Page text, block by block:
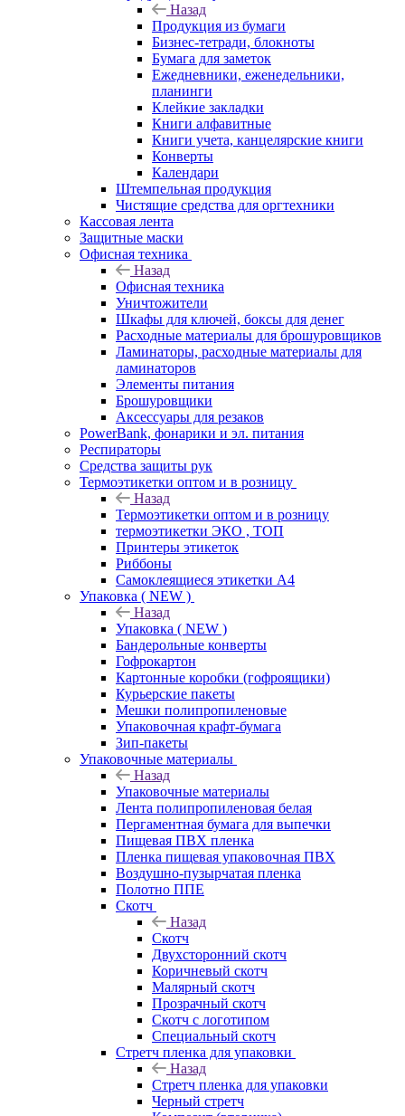
Назад
Продукция из бумаги
Бизнес-тетради, блокноты
Бумага для заметок
Ежедневники, еженедельники,
планинги
Клейкие закладки
Книги алфавитные
Книги учета, канцелярские книги
Конверты
Календари
Штемпельная продукция
Чистящие средства для оргтехники
Кассовая лента
Защитные маски
Офисная техника
Назад
Офисная техника
Уничтожители
Шкафы для ключей, боксы для денег
Расходные материалы для брошуровщиков
Ламинаторы, расходные материалы для
ламинаторов
Элементы питания
Брошуровщики
Аксессуары для резаков
PowerBank, фонарики и эл. питания
Респираторы
Средства защиты рук
Термоэтикетки оптом и в розницу
Назад
Термоэтикетки оптом и в розницу
термоэтикетки ЭКО , ТОП
Принтеры этикеток
Риббоны
Самоклеящиеся этикетки А4
Упаковка ( NEW )
Назад
Упаковка ( NEW )
Бандерольные конверты
Гофрокартон
Картонные коробки (гофроящики)
Курьерские пакеты
Мешки полипропиленовые
Упаковочная крафт-бумага
Зип-пакеты
Упаковочные материалы
Назад
Упаковочные материалы
Лента полипропиленовая белая
Пергаментная бумага для выпечки
Пищевая ПВХ пленка
Пленка пищевая упаковочная ПВХ
Воздушно-пузырчатая пленка
Полотно ППЕ
Скотч
Назад
Скотч
Двухсторонний скотч
Коричневый скотч
Малярный скотч
Прозрачный скотч
Скотч с логотипом
Специальный скотч
Стретч пленка для упаковки
Назад
Стретч пленка для упаковки
Черный стретч